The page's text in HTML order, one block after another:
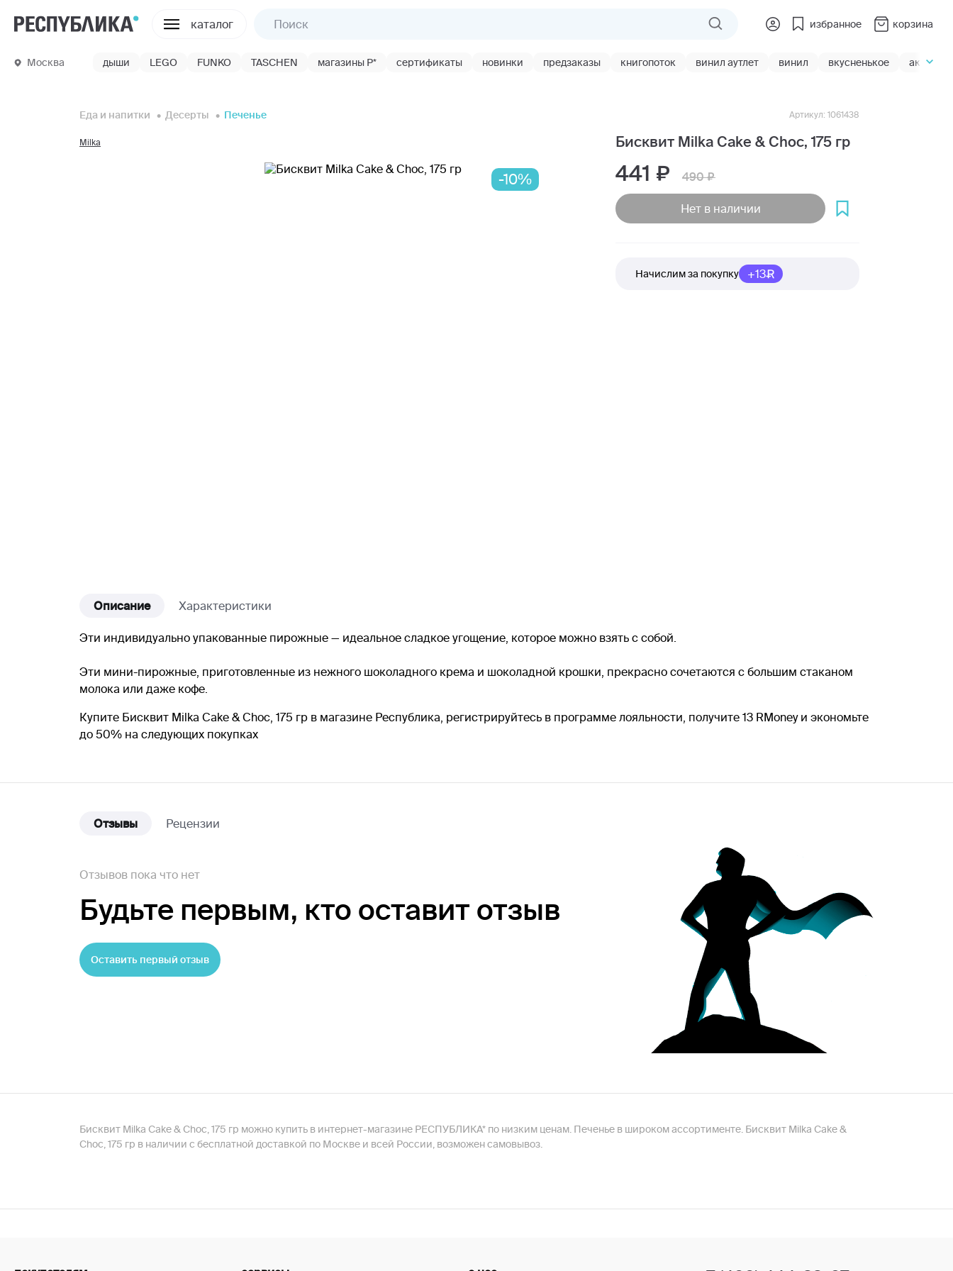
каталог избранное корзина
Москва дыши LEGO FUNKO TASCHEN магазины Р* сертификаты новинки предзаказы книгопоток винил аутлет винил вкусненькое акции
Еда и напитки Десерты Печенье
-10%
Milka Бисквит Milka Cake & Choc, 175 гр
Артикул: 1061438
441 490
Нет в наличии
Начислим за покупку +13
Описание Характеристики
Эти индивидуально упакованные пирожные — идеальное сладкое угощение, которое можно взять с собой.
Эти мини-пирожные, приготовленные из нежного шоколадного крема и шоколадной крошки, прекрасно сочетаются с большим стаканом
молока или даже кофе.
Купите Бисквит Milka Cake & Choc, 175 гр в магазине Республика, регистрируйтесь в программе лояльности, получите 13 RMoney и экономьте
до 50% на следующих покупках
Отзывы Рецензии
Отзывов пока что нет
Будьте первым, кто оставит отзыв
Оставить первый отзыв
Бисквит Milka Cake & Choc, 175 гр можно купить в интернет-магазине РЕСПУБЛИКА* по низким ценам. Печенье в широком ассортименте. Бисквит Milka Cake &
Choc, 175 гр в наличии с бесплатной доставкой по Москве и всей России, возможен самовывоз.